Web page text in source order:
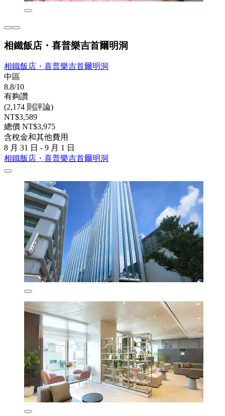
相鐵飯店・喜普樂吉首爾明洞
相鐵飯店・喜普樂吉首爾明洞
中區
8.8/10
有夠讚
(2,174 則評論)
NT$3,589
總價 NT$3,975
含稅金和其他費用
8 月 31 日 - 9 月 1 日
相鐵飯店・喜普樂吉首爾明洞